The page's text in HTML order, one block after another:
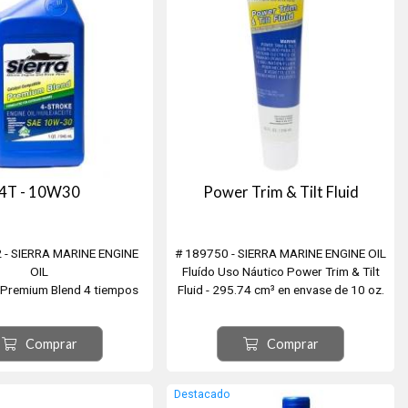
- 10W30
SIERRA MARINE ENGINE
OIL
Blend 4 tiempos
de 4 tiempos enfriados a
NMMA FC-W API SL. Para
los motores dentro/fuera
del Grupo II junto ...
Comprar
Power Trim & Tilt Fluid
# 189750 - SIERRA MARINE ENGINE OIL
Fluído Uso Náutico Power Trim & Tilt
Fluid - 295.74 cm³ en envase de 10 oz.
Trim e Inclinación. Desarrollado para
soportar alta presión de trabajo. Los
aditivos anti-espuma garantizan un flujo
Comprar
Destacado